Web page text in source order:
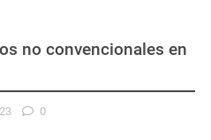
no convencionales en
0